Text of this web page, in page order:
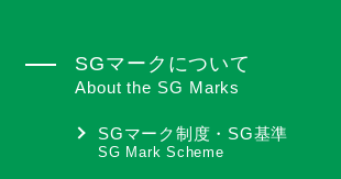
SGマークについて
About the SG Marks
SGマーク制度・SG基準
SG Mark Scheme